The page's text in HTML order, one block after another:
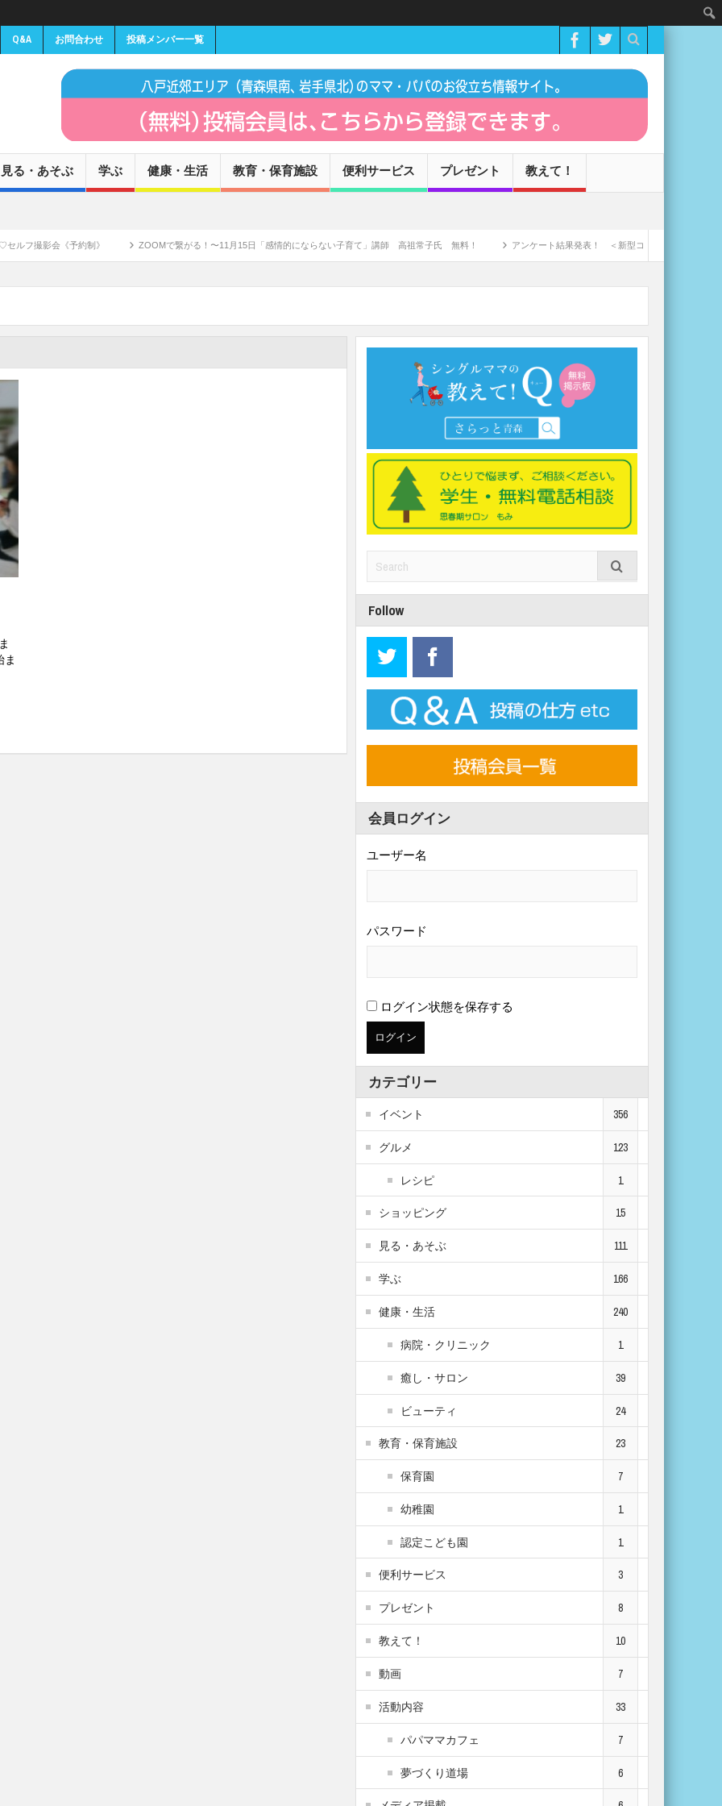
Q&A お問合わせ 投稿メンバー一覧
見る・あそぶ 学ぶ 健康・生活 教育・保育施設 便利サービス プレゼント 教えて！
会《予約制》 ZOOMで繋がる！〜11月15日「感情的にならない子育て」講師 高祖常子氏 無料！ アンケート結果発表！ ＜新型コロナウィルスによる家庭への
ま
Follow
会員ログイン
ユーザー名
パスワード
ログイン状態を保存する
カテゴリー
イベント 356
グルメ 123
レシピ 1
ショッピング 15
見る・あそぶ 111
学ぶ 166
健康・生活 240
病院・クリニック 1
癒し・サロン 39
ビューティ 24
教育・保育施設 23
保育園 7
幼稚園 1
認定こども園 1
便利サービス 3
プレゼント 8
教えて！ 10
動画 7
活動内容 33
パパママカフェ 7
夢づくり道場 6